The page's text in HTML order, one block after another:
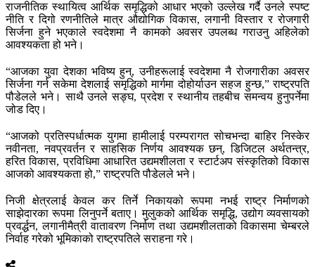
राजनीतिक स्थायित्व आर्थिक समृद्धिको आधार भएको उल्लेख गर्दै उनले स्पष्ट
नीति र दिगो रणनीतिले मात्र औद्योगिक विकास, लगानी विस्तार र रोजगारी
सिर्जना हुने भएकाले स्वदेशमा नै कामको अवसर उपलब्ध गराउनु अहिलेको
आवश्यकता हो भने।
“आजका युवा देशका भविष्य हुन्, उनीहरूलाई स्वदेशमा नै रोजगारीका अवसर
सिर्जना गर्न सकेमा देशलाई समृद्धिको मार्गमा दोहोर्याउन सहज हुन्छ,” राष्ट्रपति
पौडेलले भने। साथै उनले सङ्घ, प्रदेश र स्थानीय तहबीच समन्वय हुनुपर्नेमा
जोड दिए।
“आजको प्रतिस्पर्धात्मक युगमा हामीलाई परम्परागत सोचभन्दा बाहिर निस्केर
नवीनता, नवप्रवर्तन र साहसिक निर्णय आवश्यक छन्, डिजिटल अर्थतन्त्र,
हरित विकास, प्रविधिमा आधारित उद्यमशीलता र स्टार्टअप संस्कृतिको विकास
आजको आवश्यकता हो,” राष्ट्रपति पौडेलले भने।
निजी क्षेत्रलाई केवल कर तिर्ने निकायको रूपमा नभई राष्ट्र निर्माणको
साझेदारका रूपमा लिनुपर्ने बताए। मुलुकको आर्थिक समृद्धि, उद्योग व्यवसायको
प्रवर्द्धन, लगानीमैत्री वातावरण निर्माण तथा उद्यमशीलताको विकासमा चेम्बरले
निर्वाह गरेको भूमिकाको राष्ट्रपतिले सराहना गरे।